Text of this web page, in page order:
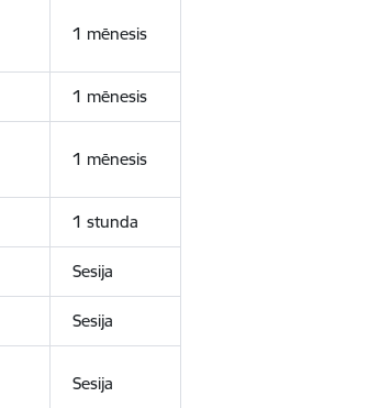
1 mēnesis
1 mēnesis
1 mēnesis
1 stunda
Sesija
Sesija
Sesija